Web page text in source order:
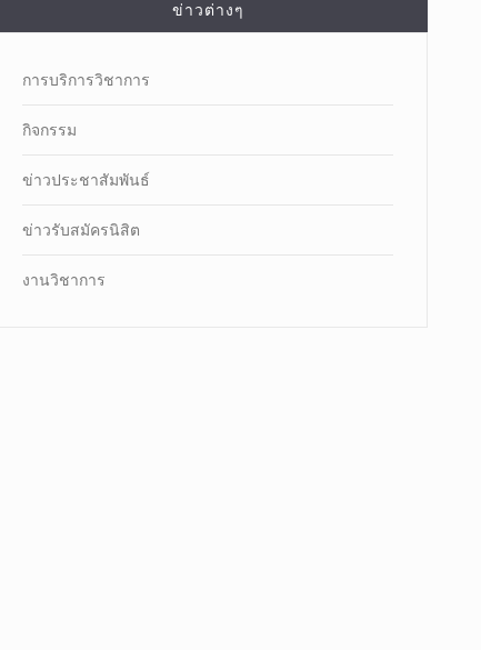
ข่าวต่างๆ
การบริการวิชาการ
กิจกรรม
ข่าวประชาสัมพันธ์
ข่าวรับสมัครนิสิต
งานวิชาการ